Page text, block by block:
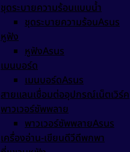
ชุดระบายความร้อนแบบน้ำ
ชุดระบายความร้อนAsus
หูฟัง
หูฟังAsus
เมนบอร์ด
เมนบอร์ดAsus
สายแลนเชื่อมต่ออุปกรณ์เน็ตเวิร์ค
พาวเวอร์ซัพพลาย
พาวเวอร์ซัพพลายAsus
เครื่องอ่าน-เขียนดีวีดีพกพา